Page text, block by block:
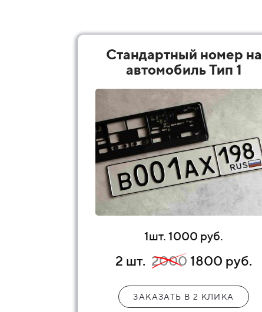
Стандартный номер на
автомобиль Тип 1
1шт. 1000 руб.
2 шт. 2000 1800 руб.
ЗАКАЗАТЬ В 2 КЛИКА